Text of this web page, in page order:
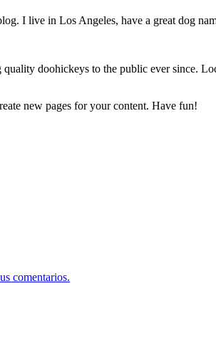
I live in Los Angeles, have a great dog
doohickeys to the public ever since.
new pages for your content. Have fun!
comentarios.